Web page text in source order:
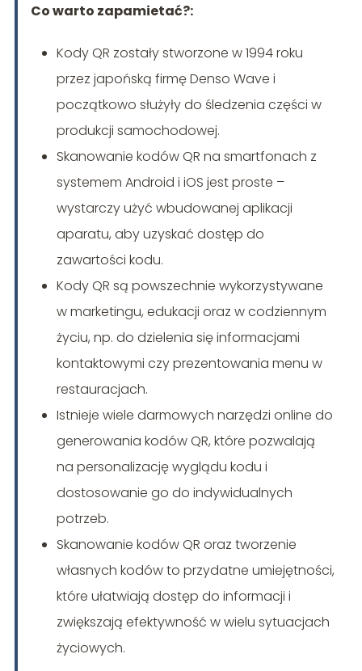
Co warto zapamietać?:
Kody QR zostały stworzone w 1994 roku
przez japońską firmę Denso Wave i
początkowo służyły do śledzenia części w
produkcji samochodowej.
Skanowanie kodów QR na smartfonach z
systemem Android i iOS jest proste –
wystarczy użyć wbudowanej aplikacji
aparatu, aby uzyskać dostęp do
zawartości kodu.
Kody QR są powszechnie wykorzystywane
w marketingu, edukacji oraz w codziennym
życiu, np. do dzielenia się informacjami
kontaktowymi czy prezentowania menu w
restauracjach.
Istnieje wiele darmowych narzędzi online do
generowania kodów QR, które pozwalają
na personalizację wyglądu kodu i
dostosowanie go do indywidualnych
potrzeb.
Skanowanie kodów QR oraz tworzenie
własnych kodów to przydatne umiejętności,
które ułatwiają dostęp do informacji i
zwiększają efektywność w wielu sytuacjach
życiowych.